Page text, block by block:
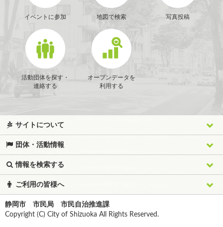
イベントに参加 地図で検索 写真投稿
活動団体を探す・
連絡する
オープンデータを
利用する
サイトについて
団体・活動情報
情報を検索する
ご利用の皆様へ
静岡市 市民局 市民自治推進課
Copyright (C) City of Shizuoka All Rights Reserved.